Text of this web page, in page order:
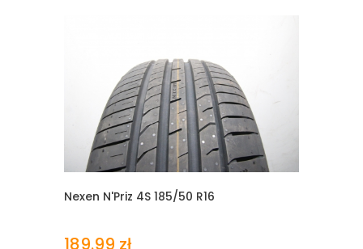
Nexen N'Priz 4S 185/50 R16
189.99 zł